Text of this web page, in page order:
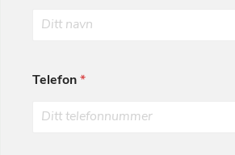
Telefon *